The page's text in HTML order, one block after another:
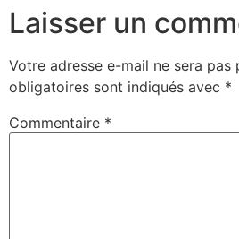
Laisser un
Votre adresse e-mail ne sera pas
obligatoires sont indiqués avec *
Commentaire *